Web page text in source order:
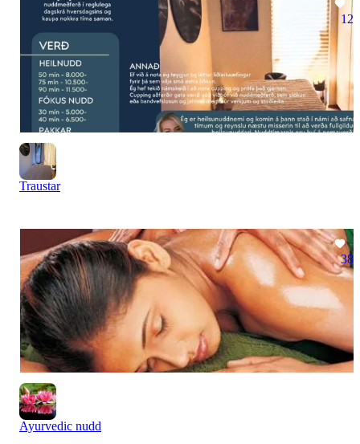
12
Traustar
38
Ayurvedic nudd